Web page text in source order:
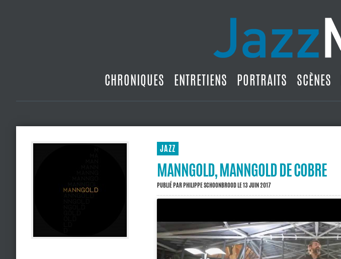
CHRONIQUES ENTRETIENS PORTRAITS SCÈNES
JAZZ
MANNGOLD, MANNGOLD DE COBRE
PUBLIÉ PARPHILIPPE SCHOONBROODLE 13 JUIN 2017